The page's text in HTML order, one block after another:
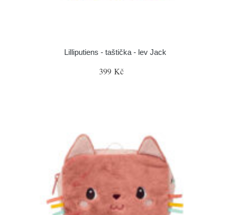
Lilliputiens - taštička - lev Jack
399 Kč